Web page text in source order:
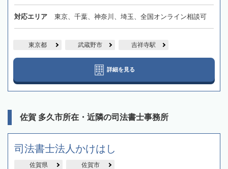
対応エリア 東京、千葉、神奈川、埼玉、全国オンライン相談可
東京都 武蔵野市 吉祥寺駅
詳細を見る
佐賀 多久市所在・近隣の司法書士事務所
司法書士法人かけはし
佐賀県 佐賀市